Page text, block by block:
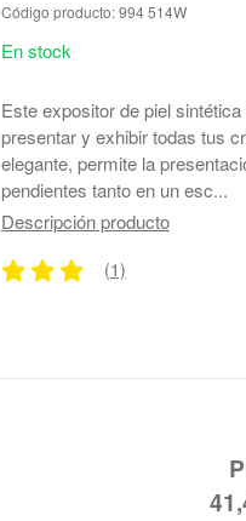
Código producto: 994 514W
En stock
Este expositor de piel
presentar y exhibir todas tus
elegante, permite la
pendientes tanto en un esc...
Descripción producto
(1)